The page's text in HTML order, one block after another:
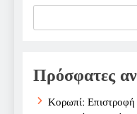
Πρόσφατες
Κορωπί: Επιστροφή